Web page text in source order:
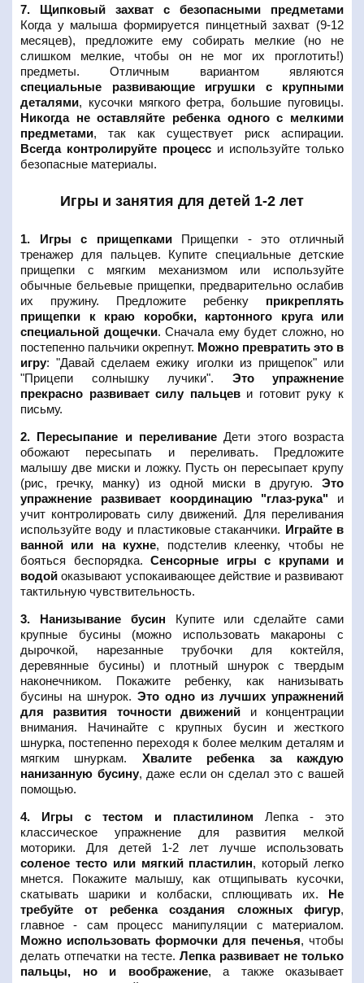
7. Щипковый захват с безопасными предметами
Когда у малыша формируется пинцетный захват (9-12
месяцев), предложите ему собирать мелкие (но не
слишком мелкие, чтобы он не мог их проглотить!)
предметы. Отличным вариантом являются
специальные развивающие игрушки с крупными
деталями, кусочки мягкого фетра, большие пуговицы.
Никогда не оставляйте ребенка одного с мелкими
предметами, так как существует риск аспирации.
Всегда контролируйте процесс и используйте только
безопасные материалы.
Игры и занятия для детей 1-2 лет
1. Игры с прищепкамиПрищепки - это отличный
тренажер для пальцев. Купите специальные детские
прищепки с мягким механизмом или используйте
обычные бельевые прищепки, предварительно ослабив
их пружину. Предложите ребенку прикреплять
прищепки к краю коробки, картонного круга или
специальной дощечки. Сначала ему будет сложно, но
постепенно пальчики окрепнут. Можно превратить это в
игру: "Давай сделаем ежику иголки из прищепок" или
"Прицепи солнышку лучики". Это упражнение
прекрасно развивает силу пальцеви готовит руку к
письму.
2. Пересыпание и переливание Дети этого возраста
обожают пересыпать и переливать. Предложите
малышу две миски и ложку. Пусть он пересыпает крупу
(рис, гречку, манку) из одной миски в другую. Это
упражнение развивает координацию "глаз-рука" и
учит контролировать силу движений. Для переливания
используйте воду и пластиковые стаканчики. Играйте в
ванной или на кухне, подстелив клеенку, чтобы не
бояться беспорядка. Сенсорные игры с крупами и
водой оказывают успокаивающее действие и развивают
тактильную чувствительность.
3. Нанизывание бусин Купите или сделайте сами
крупные бусины (можно использовать макароны с
дырочкой, нарезанные трубочки для коктейля,
деревянные бусины) и плотный шнурок с твердым
наконечником. Покажите ребенку, как нанизывать
бусины на шнурок. Это одно из лучших упражнений
для развития точности движений и концентрации
внимания. Начинайте с крупных бусин и жесткого
шнурка, постепенно переходя к более мелким деталям и
мягким шнуркам. Хвалите ребенка за каждую
нанизанную бусину, даже если он сделал это с вашей
помощью.
4. Игры с тестом и пластилином Лепка - это
классическое упражнение для развития мелкой
моторики. Для детей 1-2 лет лучше использовать
соленое тесто или мягкий пластилин, который легко
мнется. Покажите малышу, как отщипывать кусочки,
скатывать шарики и колбаски, сплющивать их. Не
требуйте от ребенка создания сложных фигур,
главное - сам процесс манипуляции с материалом.
Можно использовать формочки для печенья, чтобы
делать отпечатки на тесте. Лепка развивает не только
пальцы, но и воображение, а также оказывает